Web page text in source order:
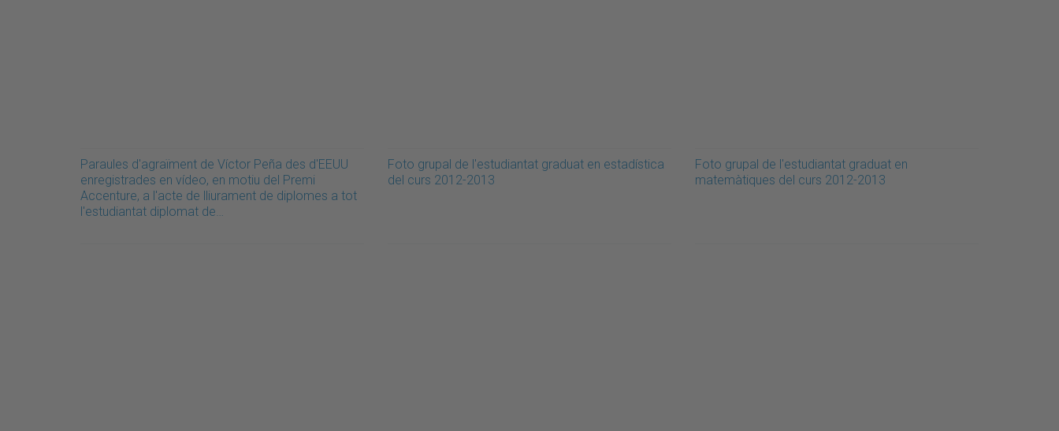
Paraules d'agraïment de Víctor Peña des d'EEUU
enregistrades en vídeo, en motiu del Premi
Accenture, a l'acte de lliurament de diplomes a tot
l'estudiantat diplomat de…
Foto grupal de l'estudiantat graduat en estadística
del curs 2012-2013
Foto grupal de l'estudiantat graduat en
matemàtiques del curs 2012-2013